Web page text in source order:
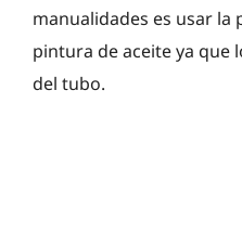
manualidades es usar la
pintura de aceite ya que
del tubo.